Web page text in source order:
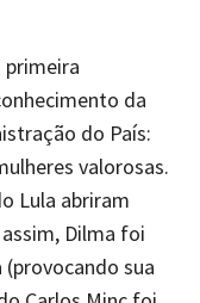
primeira
da
do País:
valorosas.
Lula abriram
Dilma foi
sua